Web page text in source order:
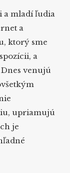
a mladí ľudia
a
ktorý sme
a
venujú
upriamujú
je